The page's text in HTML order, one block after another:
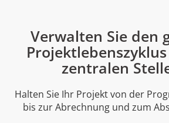
Verwalten Sie den
zentralen
Halten Sie Ihr Projekt von der
bis zur Abrechnung und zum